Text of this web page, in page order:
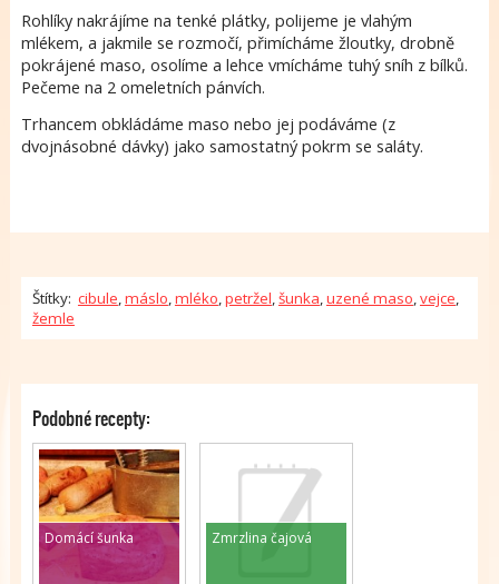
Rohlíky nakrájíme na tenké plátky, polijeme je vlahým
mlékem, a jakmile se rozmočí, přimícháme žloutky, drobně
pokrájené maso, osolíme a lehce vmícháme tuhý sníh z bílků.
Pečeme na 2 omeletních pánvích.
Trhancem obkládáme maso nebo jej podáváme (z
dvojnásobné dávky) jako samostatný pokrm se saláty.
Štítky: cibule,máslo,mléko,petržel,šunka,uzené maso,vejce,
žemle
Podobné recepty:
Domácí šunka Zmrzlina čajová